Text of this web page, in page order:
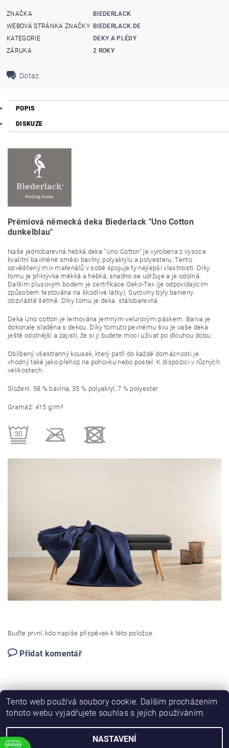
ZNAČKA
BIEDERLACK
WEBOVÁ STRÁNKA ZNAČKY BIEDERLACK.DE
KATEGORIE
DEKY A PLÉDY
ZÁRUKA
2 ROKY
Dotaz
POPIS
DISKUZE
Prémiová německá deka Biederlack "Uno Cotton
dunkelblau"
Naše jednobarevná hebká deka "Uno Cotton" je vyrobena z vysoce
kvalitní bavlněné směsi bavlny, polyakrylu a polyesteru. Tento
osvědčený mix materiálů v sobě spojuje ty nejlepší vlastnosti. Díky
tomu je přikrývka měkká a hebká, snadno se udržuje a je odolná.
Dalším plusovým bodem je certifikace Oeko-Tex (je odpovídajícím
způsobem testována na škodlivé látky). Suroviny byly barveny
obzvláště šetrně. Díky tomu je deka stálobarevná.
Deka Uno cotton je lemována jemným velurovým páskem. Barva je
dokonale sladěna s dekou. Díky tomuto pevnému švu je vaše deka
ještě odolnější a zajistí, že si ji budete moci užívat po dlouhou dobu.
Oblíbený všestranný kousek, který patří do každé domácnosti je
vhodný také jako přehoz na pohovku nebo postel. K dispozici v různých
velikostech.
Složení: 58 % bavlna, 35 % polyakryl, 7 % polyester
Gramáž: 415 g/m²
Buďte první, kdo napíše příspěvek k této položce.
Přidat komentář
Tento web používá soubory cookie. Dalším procházením
tohoto webu vyjadřujete souhlas s jejich používáním.
NASTAVENÍ